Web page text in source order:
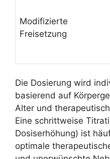
Modifizierte
Freisetzung
Die Dosierung wird
basierend auf
Alter und
Eine schrittweise
Dosiserhöhung) ist
optimale